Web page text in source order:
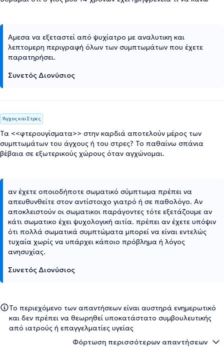
Αμεσα να εξεταστεί από ψυχίατρο με αναλυτικη και
λεπτομερη περιγραφή όλων των συμπτωμάτων που έχετε
παρατηρήσει.
Συνετός Διονύσιος
Άγχος και Στρες
Τα <<φτερουγίσματα>> στην καρδιά αποτελούν μέρος των
συμπτωμάτων του άγχους ή του στρες? Το παθαίνω σπάνια
βέβαια σε εξωτερικούς χώρους όταν αγχώνομαι.
αν έχετε οποιοδήποτε σωματικό σύμπτωμα πρέπει να
απευθυνθείτε στον αντίστοιχο γιατρό ή σε παθολόγο. Αν
αποκλειστούν οι σωματικοι παράγοντες τότε εξετάζουμε αν
κάτι σωματικο έχει ψυχολογική αιτία. πρέπει αν έχετε υπόψιν
ότι πολλά σωματικά συμπτώματα μπορεί να είναι εντελώς
τυχαία χωρίς να υπάρχει κάποιο πρόβλημα ή λόγος
ανησυχίας.
Συνετός Διονύσιος
Το περιεχόμενο των απαντήσεων είναι αυστηρά ενημερωτικό
και δεν πρέπει να θεωρηθεί υποκατάστατο συμβουλευτικής
από ιατρούς ή επαγγελματίες υγείας
Φόρτωση περισσότερων απαντήσεων